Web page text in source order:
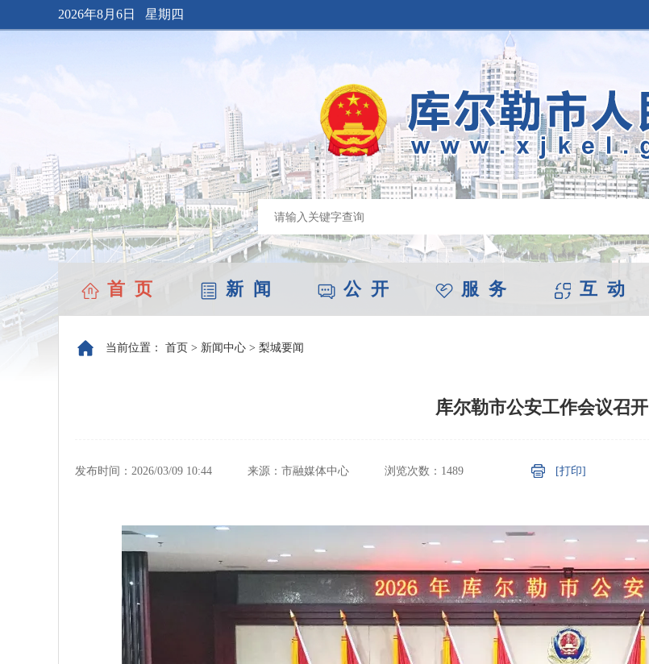
2026年8月6日 星期四
首 页 新 闻 公 开 服 务 互 动
当前位置： 首页 > 新闻中心 > 梨城要闻
库尔勒市公安工作会议召开
发布时间：2026/03/09 10:44 来源：市融媒体中心 浏览次数： 1489 [打印]